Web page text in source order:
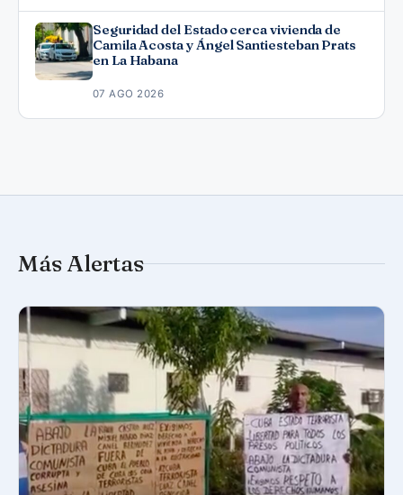
Seguridad del Estado cerca vivienda de
Camila Acosta y Ángel Santiesteban Prats
en La Habana
07 AGO 2026
Más Alertas